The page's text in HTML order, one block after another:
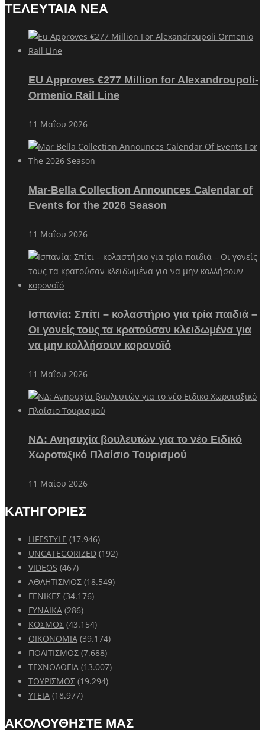
ΤΕΛΕΥΤΑΙΑ ΝΕΑ
EU Approves €277 Million for Alexandroupoli-
Ormenio Rail Line
11 Μαΐου 2026
Mar-Bella Collection Announces Calendar of
Events for the 2026 Season
11 Μαΐου 2026
Ισπανία: Σπίτι – κολαστήριο για τρία παιδιά –
Οι γονείς τους τα κρατούσαν κλειδωμένα για
να μην κολλήσουν κορονοϊό
11 Μαΐου 2026
ΝΔ: Ανησυχία βουλευτών για το νέο Ειδικό
Χωροταξικό Πλαίσιο Τουρισμού
11 Μαΐου 2026
ΚΑΤΗΓΟΡΙΕΣ
LIFESTYLE (17.946)
UNCATEGORIZED (192)
VIDEOS (467)
ΑΘΛΗΤΙΣΜΟΣ (18.549)
ΓΕΝΙΚΕΣ (34.176)
ΓΥΝΑΙΚΑ (286)
ΚΟΣΜΟΣ (43.154)
ΟΙΚΟΝΟΜΙΑ (39.174)
ΠΟΛΙΤΙΣΜΟΣ (7.688)
ΤΕΧΝΟΛΟΓΙΑ (13.007)
ΤΟΥΡΙΣΜΟΣ (19.294)
ΥΓΕΙΑ (18.977)
ΑΚΟΛΟΥΘΗΣΤΕ ΜΑΣ